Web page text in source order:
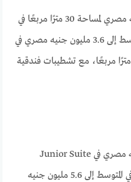
تبدأ الأسعار من 2.3 مليون جنيه مصري لمساحة 30 مترًا مربعًا في
Smart Studio، وتصل في المتوسط إلى 3.6 مليون جنيه مصري في
Premier Studio بمساحة 48 مترًا مربعًا، مع تشطيبات فندقية
تبدأ الأسعار من 4.5 مليون جنيه مصري في Junior Suite
بمساحة 65 مترًا مربعًا، وتصل في المتوسط إلى 5.6 مليون جنيه